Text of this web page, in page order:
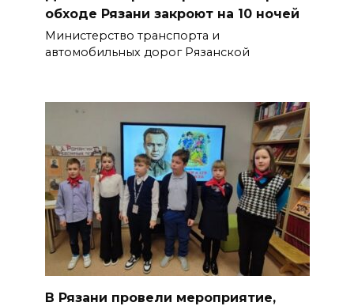
обходе Рязани закроют на 10 ночей
Министерство транспорта и
автомобильных дорог Рязанской
В Рязани провели мероприятие,